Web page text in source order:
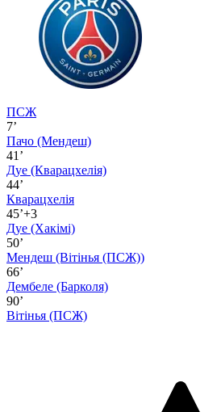
ПСЖ
7’
Пачо (Мендеш)
41’
Дуе (Кварацхелія)
44’
Кварацхелія
45’+3
Дуе (Хакімі)
50’
Мендеш (Вітінья (ПСЖ))
66’
Дембеле (Барколя)
90’
Вітінья (ПСЖ)